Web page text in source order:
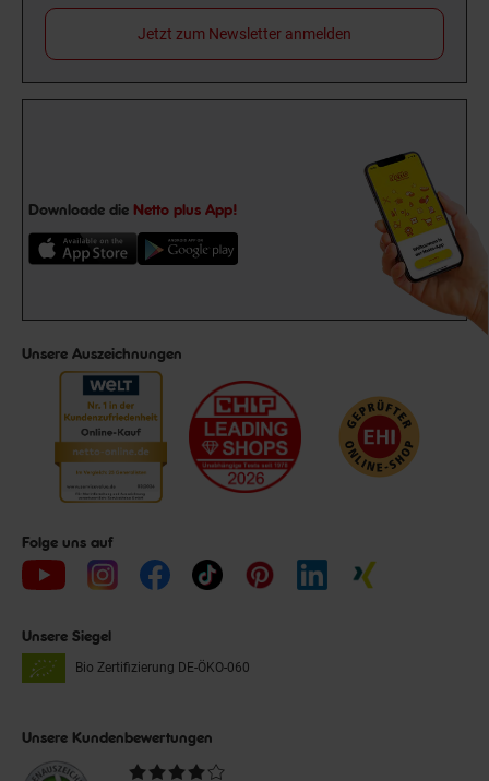
Jetzt zum Newsletter anmelden
Downloade die Netto plus App!
Unsere Auszeichnungen
Folge uns auf
Unsere Siegel
Bio Zertifizierung DE-ÖKO-060
Unsere Kundenbewertungen
Durchschnittliche